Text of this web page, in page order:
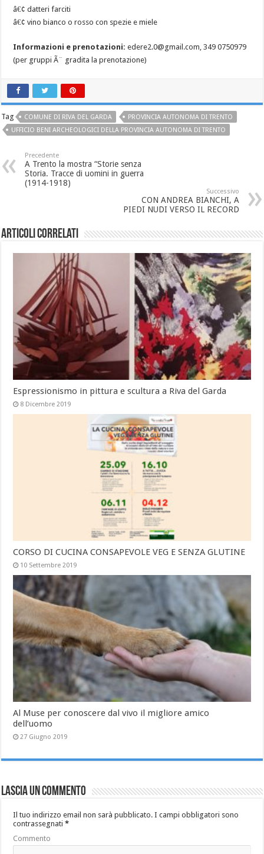
â€¢ datteri farciti
â€¢ vino bianco o rosso con spezie e miele
Informazioni e prenotazioni: edere2.0@gmail.com, 349 0750979
(per gruppi Ã¨ gradita la prenotazione)
Tag COMUNE DI RIVA DEL GARDA
PROVINCIA AUTONOMA DI TRENTO
UFFICIO BENI ARCHEOLOGICI DELLA PROVINCIA AUTONOMA DI TRENTO
Precedente
A Trento la mostra “Storie senza
Storia. Tracce di uomini in guerra
(1914-1918)
Successivo
CON ANDREA BIANCHI, A
PIEDI NUDI VERSO IL RECORD
Articoli correlati
Espressionismo in pittura e scultura a Riva del Garda
8 Dicembre 2019
CORSO DI CUCINA CONSAPEVOLE VEG E SENZA GLUTINE
10 Settembre 2019
Al Muse per conoscere dal vivo il migliore amico
dell’uomo
27 Giugno 2019
Lascia un commento
Il tuo indirizzo email non sarà pubblicato. I campi obbligatori sono
contrassegnati*
Commento